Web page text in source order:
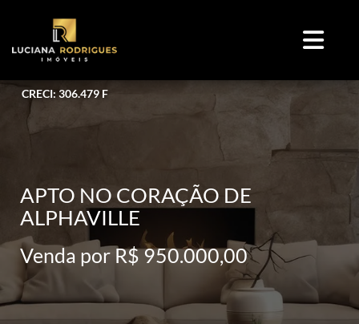
CRECI: 306.479 F
APTO NO CORAÇÃO DE
ALPHAVILLE
Venda por R$ 950.000,00